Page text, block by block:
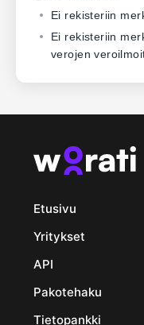
Ei rekisteriin
Ei rekisteriin
verojen
Etusivu
Yritykset
API
Pakotehaku
Tietopankki